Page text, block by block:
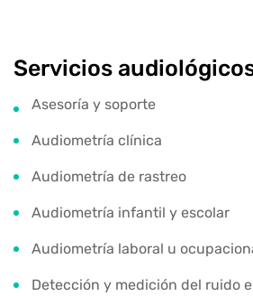
Servicios
Asesoría y soporte
Audiometría clínica
Audiometría de rastreo
Audiometría infantil y escolar
Audiometría laboral u
Detección y medición del ruido